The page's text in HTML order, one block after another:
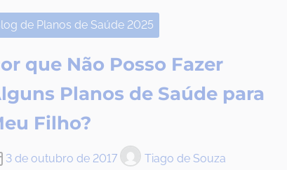
de Planos de Saúde 2025
que Não Posso Fazer
Planos de Saúde para
Filho?
3 de outubro de 2017 Tiago de Souza